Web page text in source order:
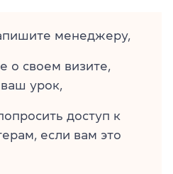
менеджеру,
о своем визите,
ваш урок,
доступ к
если вам это